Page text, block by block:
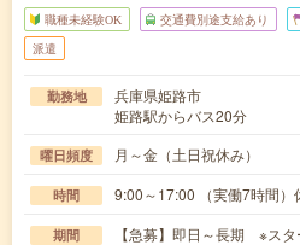
職種未経験OK 交通費別途支給あり
派遣
勤務地
兵庫県姫路市
姫路駅からバス20分
曜日頻度 月～金（土日祝休み）
時間 9:00～17:00 （実働7時間
期間 【急募】即日～長期 ※スタ